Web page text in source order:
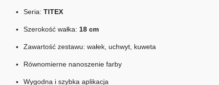
Seria: TITEX
Szerokość wałka: 18 cm
Zawartość zestawu: wałek, uchwyt, kuweta
Równomierne nanoszenie farby
Wygodna i szybka aplikacja